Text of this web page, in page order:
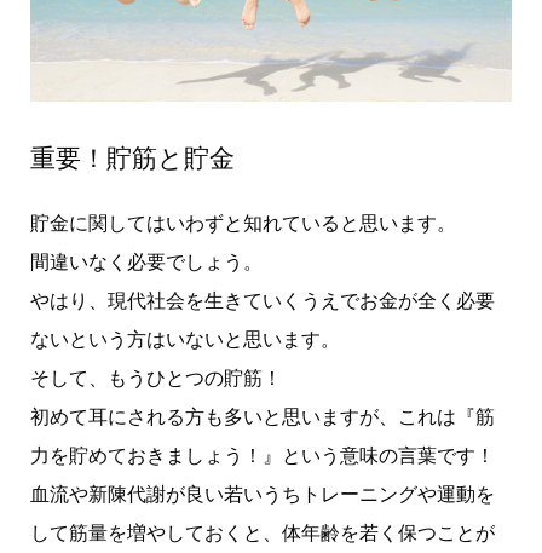
重要！貯筋と貯金
貯金に関してはいわずと知れていると思います。
間違いなく必要でしょう。
やはり、現代社会を生きていくうえでお金が全く必要
ないという方はいないと思います。
そして、もうひとつの貯筋！
初めて耳にされる方も多いと思いますが、これは『筋
力を貯めておきましょう！』という意味の言葉です！
血流や新陳代謝が良い若いうちトレーニングや運動を
して筋量を増やしておくと、体年齢を若く保つことが